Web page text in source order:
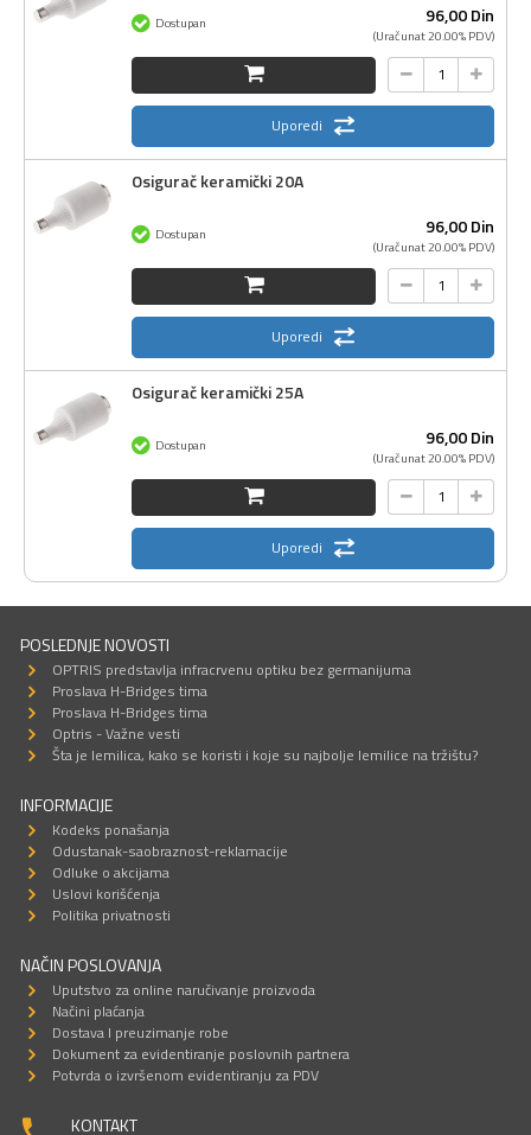
96,00Din
(Uračunat 20.00% PDV)
Dostupan
Uporedi
Osigurač keramički 20A
96,00Din
(Uračunat 20.00% PDV)
Dostupan
Uporedi
Osigurač keramički 25A
96,00Din
(Uračunat 20.00% PDV)
Dostupan
Uporedi
POSLEDNJE NOVOSTI
OPTRIS predstavlja infracrvenu optiku bez germanijuma
Proslava H-Bridges tima
Proslava H-Bridges tima
Optris - Važne vesti
Šta je lemilica, kako se koristi i koje su najbolje lemilice na tržištu?
INFORMACIJE
Kodeks ponašanja
Odustanak-saobraznost-reklamacije
Odluke o akcijama
Uslovi korišćenja
Politika privatnosti
NAČIN POSLOVANJA
Uputstvo za online naručivanje proizvoda
Načini plaćanja
Dostava I preuzimanje robe
Dokument za evidentiranje poslovnih partnera
Potvrda o izvršenom evidentiranju za PDV
KONTAKT